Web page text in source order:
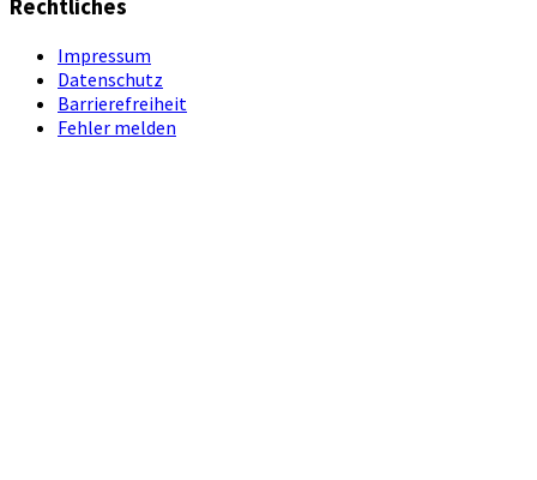
Rechtliches
Impressum
Datenschutz
Barrierefreiheit
Fehler melden